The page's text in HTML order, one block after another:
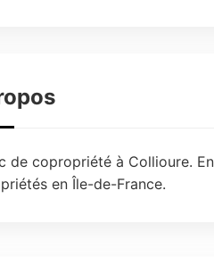
de copropriété à Collioure.
en Île-de-France.